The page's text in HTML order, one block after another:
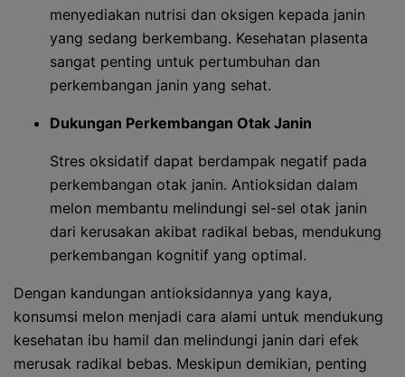
menyediakan nutrisi dan oksigen kepada janin
yang sedang berkembang. Kesehatan plasenta
sangat penting untuk pertumbuhan dan
perkembangan janin yang sehat.
Dukungan Perkembangan Otak Janin
Stres oksidatif dapat berdampak negatif pada
perkembangan otak janin. Antioksidan dalam
melon membantu melindungi sel-sel otak janin
dari kerusakan akibat radikal bebas, mendukung
perkembangan kognitif yang optimal.
Dengan kandungan antioksidannya yang kaya,
konsumsi melon menjadi cara alami untuk mendukung
kesehatan ibu hamil dan melindungi janin dari efek
merusak radikal bebas. Meskipun demikian, penting